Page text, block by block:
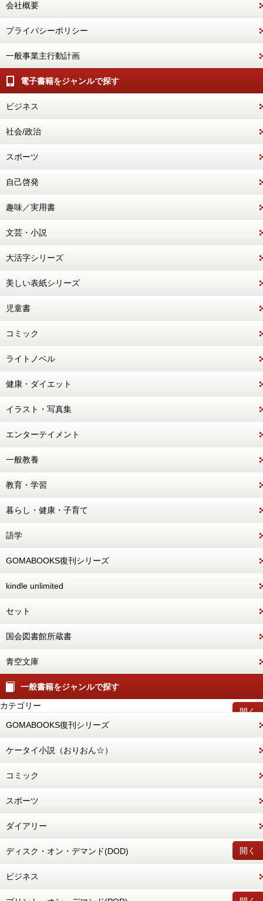
会社概要
プライバシーポリシー
一般事業主行動計画
電子書籍をジャンルで探す
ビジネス
社会/政治
スポーツ
自己啓発
趣味／実用書
文芸・小説
大活字シリーズ
美しい表紙シリーズ
児童書
コミック
ライトノベル
健康・ダイエット
イラスト・写真集
エンターテイメント
一般教養
教育・学習
暮らし・健康・子育て
語学
GOMABOOKS復刊シリーズ
kindle unlimited
セット
国会図書館所蔵書
青空文庫
一般書籍をジャンルで探す
開く
カテゴリー
GOMABOOKS復刊シリーズ
ケータイ小説（おりおん☆）
コミック
スポーツ
ダイアリー
開く
ディスク・オン・デマンド(DOD)
ビジネス